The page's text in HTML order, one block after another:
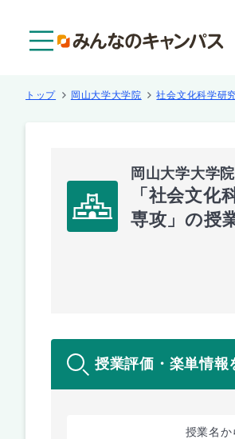
トップ 岡山大学大学院 社会文化科学研
岡山大学大学院
「社会文化
専攻」の授
授業評価・楽単情報
授業名か